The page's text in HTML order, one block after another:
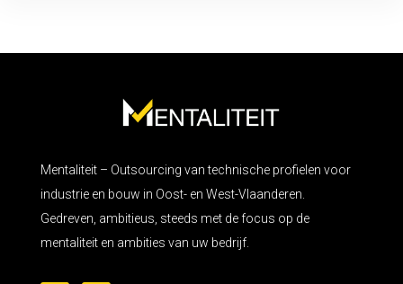
Mentaliteit – Outsourcing van technische profielen voor
industrie en bouw in Oost- en West-Vlaanderen.
Gedreven, ambitieus, steeds met de focus op de
mentaliteit en ambities van uw bedrijf.